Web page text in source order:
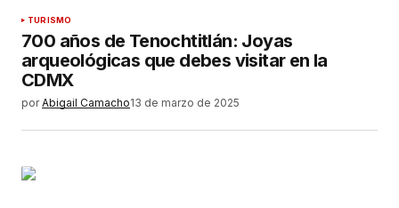
TURISMO
700 años de Tenochtitlán: Joyas
arqueológicas que debes visitar en la
CDMX
por Abigail Camacho13 de marzo de 2025